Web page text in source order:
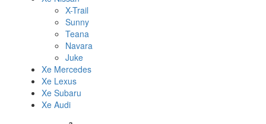
X-Trail
Sunny
Teana
Navara
Juke
Xe Mercedes
Xe Lexus
Xe Subaru
Xe Audi